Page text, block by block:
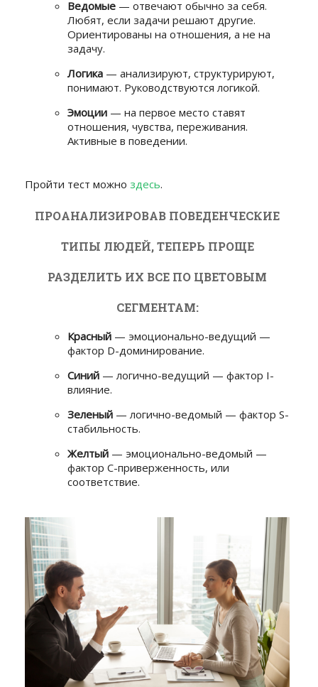
Ведомые — отвечают обычно за себя.
Любят, если задачи решают другие.
Ориентированы на отношения, а не на
задачу.
Логика — анализируют, структурируют,
понимают. Руководствуются логикой.
Эмоции — на первое место ставят
отношения, чувства, переживания.
Активные в поведении.
Пройти тест можно здесь.
ПРОАНАЛИЗИРОВАВ ПОВЕДЕНЧЕСКИЕ
ТИПЫ ЛЮДЕЙ, ТЕПЕРЬ ПРОЩЕ
РАЗДЕЛИТЬ ИХ ВСЕ ПО ЦВЕТОВЫМ
СЕГМЕНТАМ:
Красный — эмоционально-ведущий —
фактор D-доминирование.
Синий — логично-ведущий — фактор I-
влияние.
Зеленый — логично-ведомый — фактор S-
стабильность.
Желтый — эмоционально-ведомый —
фактор C-приверженность, или
соответствие.